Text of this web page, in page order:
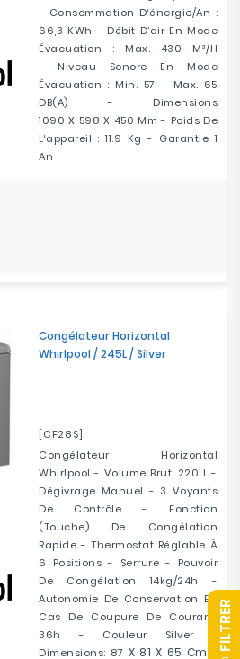
- Consommation D‘énergie/an :
66,3 KWh - Débit D’air En Mode
Évacuation : Max. 430 M³/h
- Niveau Sonore En Mode
Évacuation : Min. 57 – Max. 65
DB(A) - Dimensions
1090 X 598 X 450 Mm - Poids De
L‘appareil : 11.9 Kg - Garantie 1
An
Congélateur Horizontal
Whirlpool / 245L / Silver
[CF28S]
Congélateur Horizontal
Whirlpool - Volume Brut: 220 L -
Dégivrage Manuel - 3 Voyants
De Contrôle - Fonction
(touche) De Congélation
Rapide - Thermostat Réglable À
6 Positions - Serrure - Pouvoir
De Congélation 14kg/24h -
Autonomie De Conservation En
Cas De Coupure De Courant:
36h - Couleur Silver -
Dimensions: 87 X 81 X 65 Cm -
R